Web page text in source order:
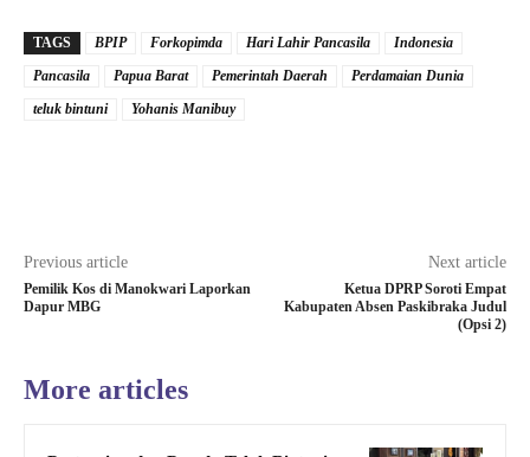
TAGS BPIP Forkopimda Hari Lahir Pancasila
Indonesia
Pancasila
Papua Barat Pemerintah Daerah
Perdamaian Dunia
teluk bintuni
Yohanis Manibuy
Previous article
Pemilik Kos di Manokwari Laporkan
Dapur MBG
Next article
Ketua DPRP Soroti Empat
Kabupaten Absen Paskibraka Judul
(Opsi 2)
More articles